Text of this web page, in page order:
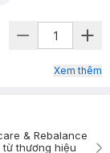
Xem thêm
& Rebalance
từ thương hiệu